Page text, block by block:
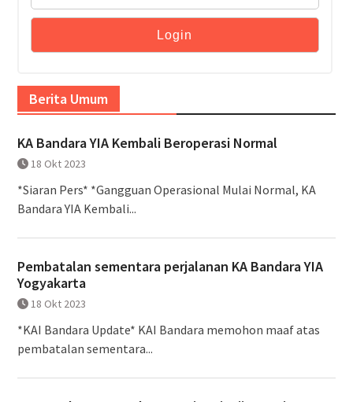
Berita Umum
KA Bandara YIA Kembali Beroperasi Normal
18 Okt 2023
*Siaran Pers* *Gangguan Operasional Mulai Normal, KA
Bandara YIA Kembali...
Pembatalan sementara perjalanan KA Bandara YIA
Yogyakarta
18 Okt 2023
*KAI Bandara Update* KAI Bandara memohon maaf atas
pembatalan sementara...